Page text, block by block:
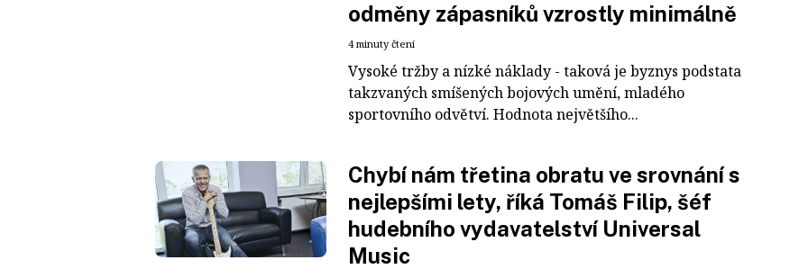
odměny zápasníků vzrostly minimálně
4 minuty čtení
Vysoké tržby a nízké náklady - taková je byznys podstata
takzvaných smíšených bojových umění, mladého
sportovního odvětví. Hodnota největšího...
Chybí nám třetina obratu ve srovnání s
nejlepšími lety, říká Tomáš Filip, šéf
hudebního vydavatelství Universal
Music